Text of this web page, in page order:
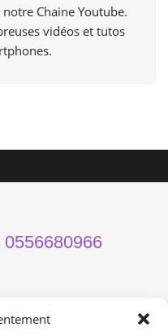
Chaine Youtube.
vidéos et tutos
0556680966
33800